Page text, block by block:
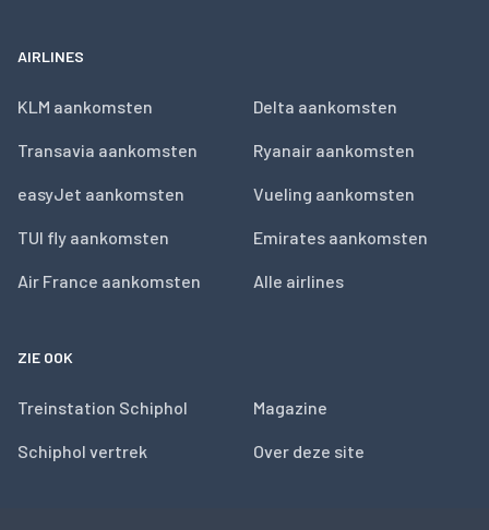
AIRLINES
KLM aankomsten
Transavia aankomsten
easyJet aankomsten
TUI fly aankomsten
Air France aankomsten
Delta aankomsten
Ryanair aankomsten
Vueling aankomsten
Emirates aankomsten
Alle airlines
ZIE OOK
Treinstation Schiphol
Schiphol vertrek
Magazine
Over deze site